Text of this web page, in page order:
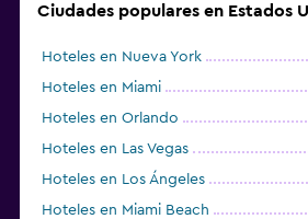
Ciudades populares en Estados
Hoteles en Nueva York
Hoteles en Miami
Hoteles en Orlando
Hoteles en Las Vegas
Hoteles en Los Ángeles
Hoteles en Miami Beach